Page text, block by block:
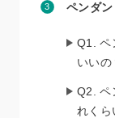
ペンダ
Q1. ペ
いいの
Q2. ペ
れくら